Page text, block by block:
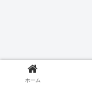
ホーム